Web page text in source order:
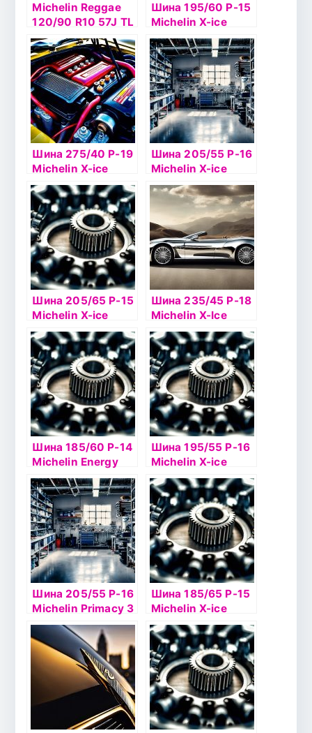
Michelin Reggae
120/90 R10 57J TL
Шина 195/60 Р-15
Michelin X-ice
North 4 92T б/к
шип
Шина 275/40 Р-19
Michelin X-ice
North 4 105H шип
Шина 205/55 Р-16
Michelin X-ice
North 4 94Тб/к ш
Шина 205/65 Р-15
Michelin X-ice
North 3 99Т б/к
Шина 235/45 Р-18
Michelin X-Ice
North 4 98T шип
Шина 185/60 Р-14
Michelin Energy
XM2 82H б/к
Шина 195/55 Р-16
Michelin X-ice
North 2 91T б/к
шип
Шина 205/55 Р-16
Michelin Primacy 3
GRNX 91V б/к
Шина 185/65 Р-15
Michelin X-ice
North 4 92Т TL
шип